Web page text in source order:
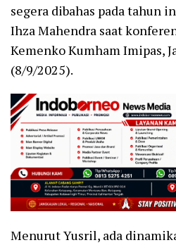
segera dibahas pada tahun
Ihza Mahendra saat
Kemenko Kumham Imipas,
(8/9/2025).
Menurut Yusril, ada